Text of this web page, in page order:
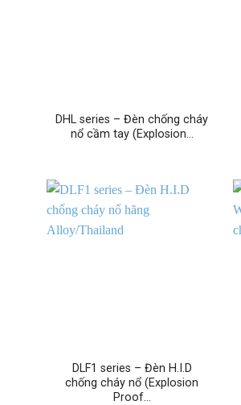
DHL series – Đèn chống cháy
nổ cầm tay (Explosion…
DLF1 series – Đèn H.I.D
chống cháy nổ (Explosion
Proof…